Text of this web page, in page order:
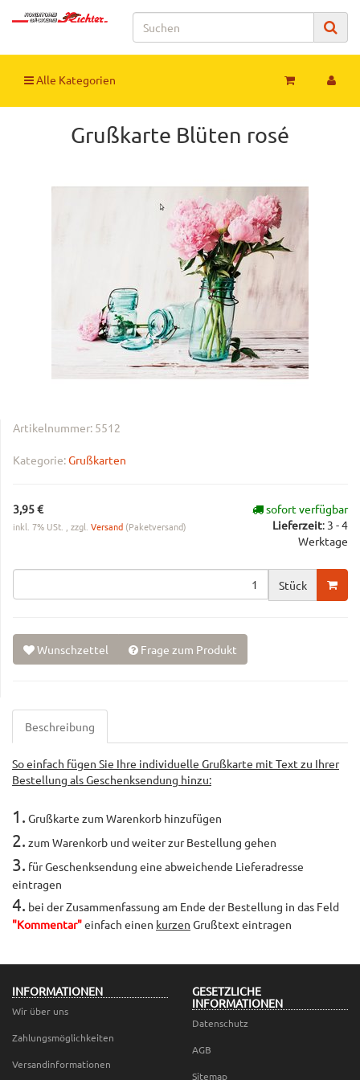
Alle Kategorien
Grußkarte Blüten rosé
Artikelnummer: 5512
Kategorie:Grußkarten
3,95 €
inkl. 7% USt. , zzgl. Versand (Paketversand)
sofort verfügbar
Lieferzeit: 3 - 4
Werktage
Stück
Wunschzettel Frage zum Produkt
Beschreibung
So einfach fügen Sie Ihre individuelle Grußkarte mit Text zu Ihrer
Bestellung als Geschenksendung hinzu:
1. Grußkarte zum Warenkorb hinzufügen
2. zum Warenkorb und weiter zur Bestellung gehen
3. für Geschenksendung eine abweichende Lieferadresse
eintragen
4. bei der Zusammenfassung am Ende der Bestellung in das Feld
"Kommentar"einfach einen kurzen Grußtext eintragen
INFORMATIONEN
Wir über uns
Zahlungsmöglichkeiten
Versandinformationen
GESETZLICHE
INFORMATIONEN
Datenschutz
AGB
Sitemap